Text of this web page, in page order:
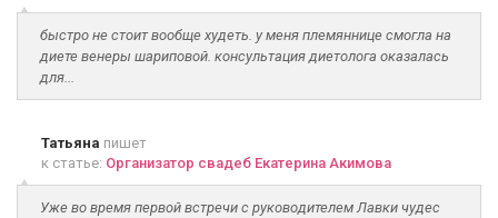
быстро не стоит вообще худеть. у меня племяннице смогла на
диете венеры шариповой. консультация диетолога оказалась
для...
Татьяна пишет
к статье: Организатор свадеб Екатерина Акимова
Уже во время первой встречи с руководителем Лавки чудес